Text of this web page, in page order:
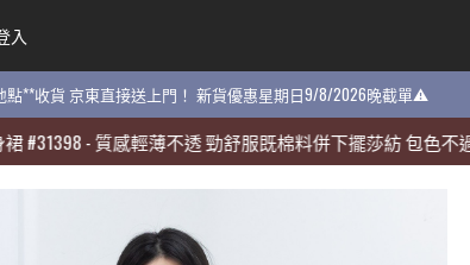
入
**收貨 京東直接送上門！ 新貨優惠星期日9/8/2026晚截單⚠️
-質感輕薄不透 勁舒服既棉料併下擺莎紡 包色不過份❗️
入
**收貨 京東直接送上門！ 新貨優惠星期日9/8/2026晚截單⚠️
-質感輕薄不透 勁舒服既棉料併下擺莎紡 包色不過份❗️